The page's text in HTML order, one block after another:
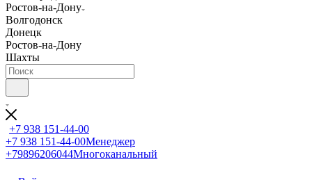
Ростов-на-Дону
Волгодонск
Донецк
Ростов-на-Дону
Шахты
+7 938 151-44-00
+7 938 151-44-00Менеджер
+79896206044Многоканальный